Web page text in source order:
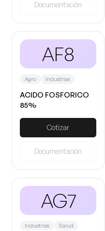
Documentación
AF8
Agro Industrias
ACIDO FOSFORICO
85%
Cotizar
Documentación
AG7
Industrias Salud